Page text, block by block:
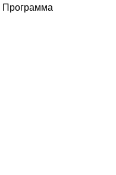
Программа